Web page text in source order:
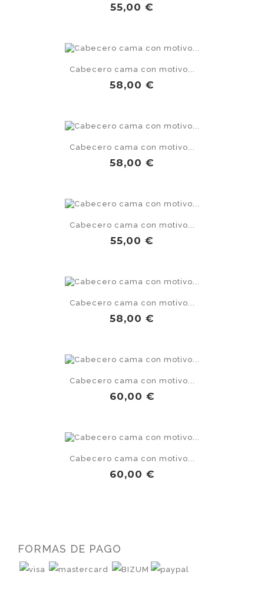
Precio
55,00 €
Cabecero cama con motivo...
Precio
58,00 €
Cabecero cama con motivo...
Precio
58,00 €
Cabecero cama con motivo...
Precio
55,00 €
Cabecero cama con motivo...
Precio
58,00 €
Cabecero cama con motivo...
Precio
60,00 €
Cabecero cama con motivo...
Precio
60,00 €
FORMAS DE PAGO